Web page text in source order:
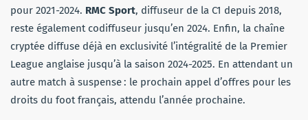
pour 2021-2024. RMC Sport, diffuseur de la C1 depuis 2018,
reste également codiffuseur jusqu’en 2024. Enfin, la chaîne
cryptée diffuse déjà en exclusivité l’intégralité de la Premier
League anglaise jusqu’à la saison 2024-2025. En attendant un
autre match à suspense : le prochain appel d’offres pour les
droits du foot français, attendu l’année prochaine.